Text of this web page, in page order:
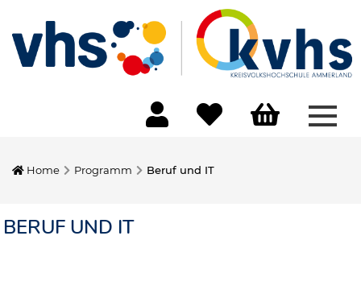
Home Programm Beruf und IT
BERUF UND IT